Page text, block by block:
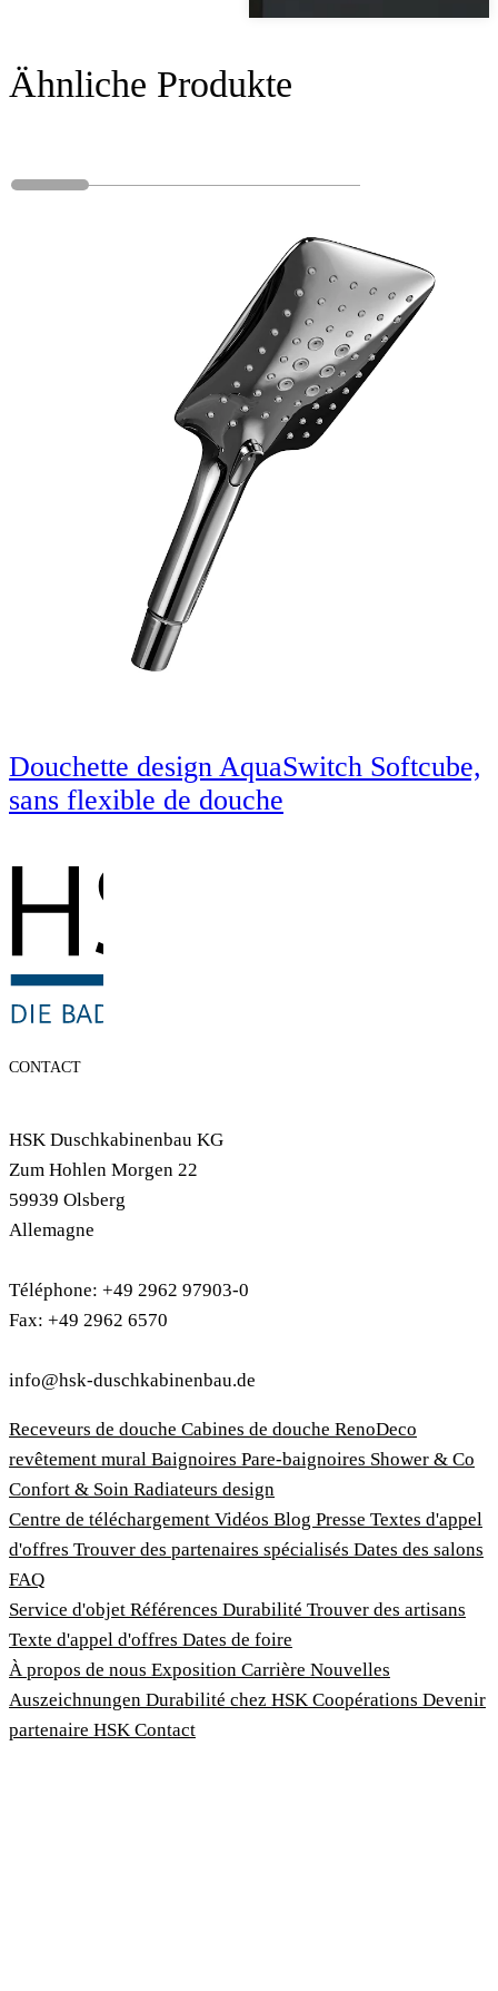
Ähnliche Produkte
Douchette design AquaSwitch Softcube,
sans flexible de douche
CONTACT
HSK Duschkabinenbau KG
Zum Hohlen Morgen 22
59939 Olsberg
Allemagne
Téléphone: +49 2962 97903-0
Fax: +49 2962 6570
info@hsk-duschkabinenbau.de
Receveurs de douche Cabines de douche RenoDeco
revêtement mural Baignoires Pare-baignoires Shower & Co
Confort & Soin Radiateurs design
Centre de téléchargement Vidéos Blog Presse Textes d'appel
d'offres Trouver des partenaires spécialisés Dates des salons
FAQ
Service d'objet Références Durabilité Trouver des artisans
Texte d'appel d'offres Dates de foire
À propos de nous Exposition Carrière Nouvelles
Auszeichnungen Durabilité chez HSK Coopérations Devenir
partenaire HSK Contact